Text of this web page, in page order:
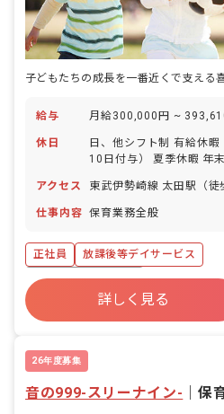
給与 月給300,000円 ~
休日
日、他シフト制 有給休暇
10日付与） 夏季休暇 年
アクセス
東武伊勢崎線 太田駅（徒
仕事内容 保育業務全般
正社員
放課後等デイサービス
ボーナス・賞与あり
寮・住宅・家賃補助あり
社会保険
昇給昇進あり
詳しく見る
26年度募集
音の999-スリーナイン- 保